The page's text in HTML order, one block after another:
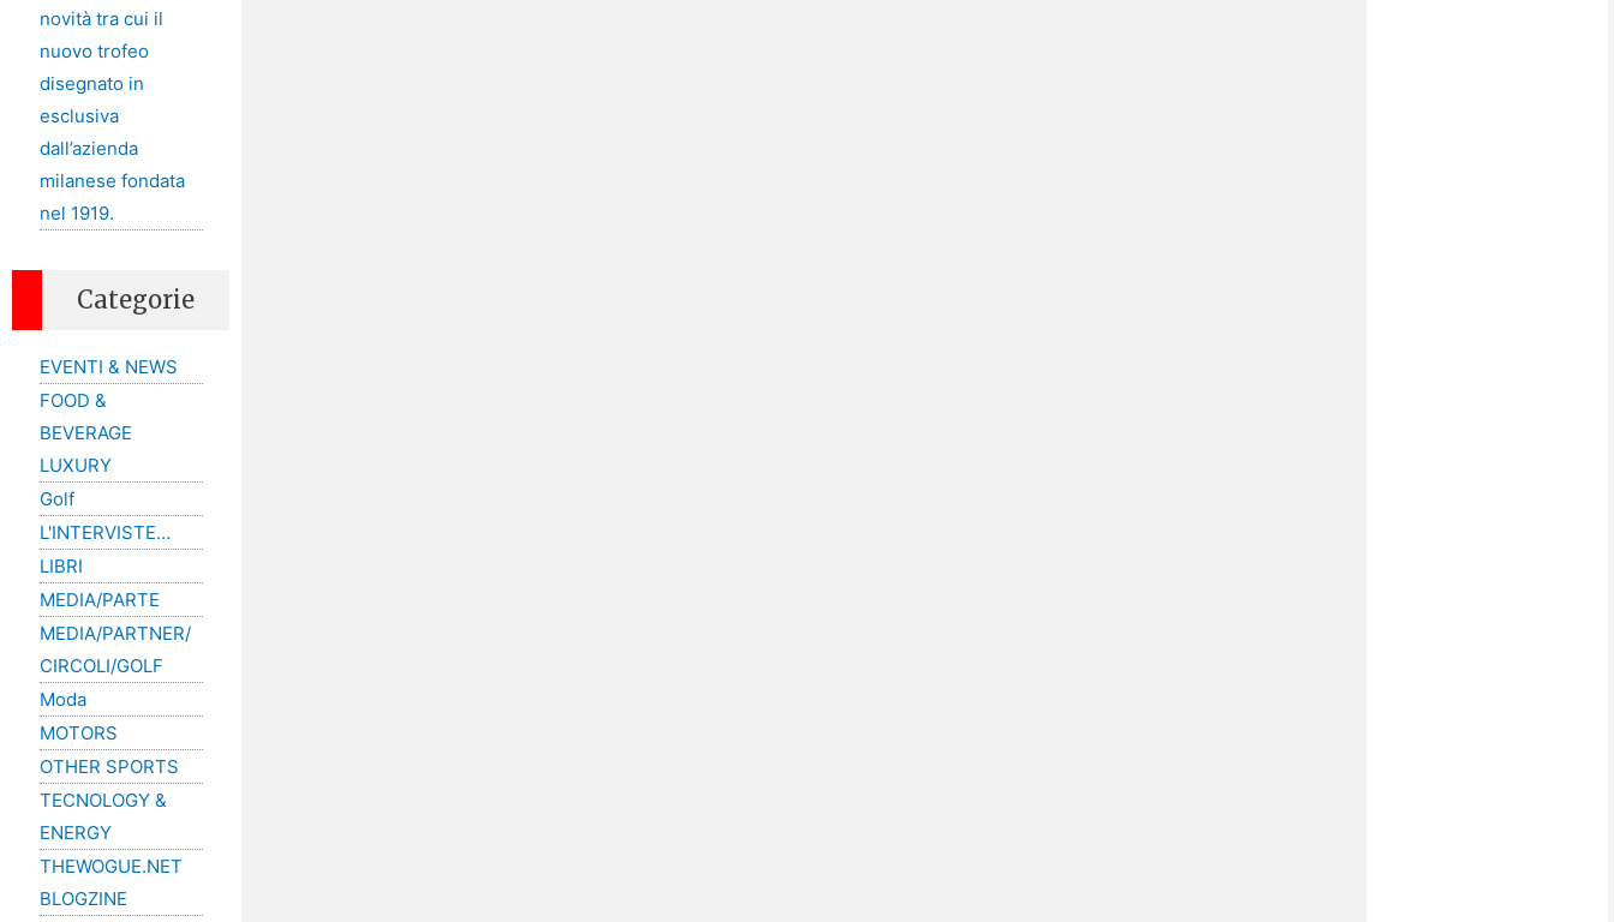
novità tra cui il
nuovo trofeo
disegnato in
esclusiva
dall’azienda
milanese fondata
nel 1919.
Categorie
EVENTI & NEWS
FOOD &
BEVERAGE
LUXURY
Golf
L'INTERVISTE…
LIBRI
MEDIA/PARTE
MEDIA/PARTNER/
CIRCOLI/GOLF
Moda
MOTORS
OTHER SPORTS
TECNOLOGY &
ENERGY
THEWOGUE.NET
BLOGZINE